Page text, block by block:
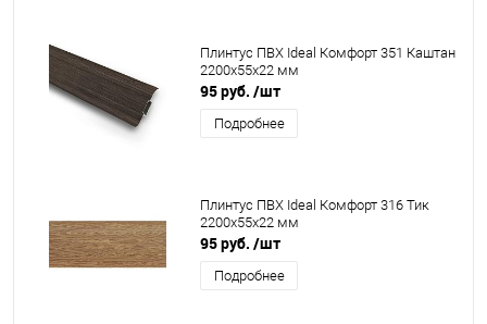
Плинтус ПВХ Ideal Комфорт 351 Каштан
2200x55x22 мм
95 руб. /шт
Подробнее
Плинтус ПВХ Ideal Комфорт 316 Тик
2200x55x22 мм
95 руб. /шт
Подробнее